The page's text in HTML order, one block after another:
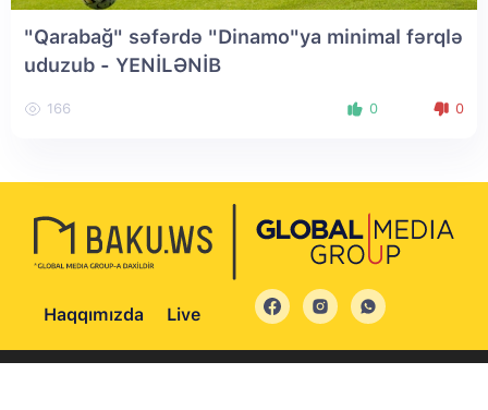
"Qarabağ" səfərdə "Dinamo"ya minimal fərqlə
uduzub - YENİLƏNİB
166 0 0
Haqqımızda Live